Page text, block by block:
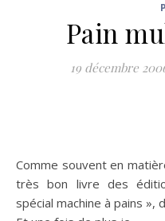
Pain
19 décembre
Comme souvent en
très bon livre des
spécial machine à pains